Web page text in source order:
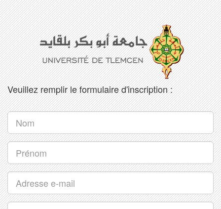
Veuillez remplir le formulaire d'inscription :